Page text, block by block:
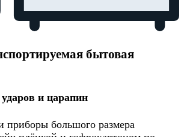
бытовая
и царапин
большого размера